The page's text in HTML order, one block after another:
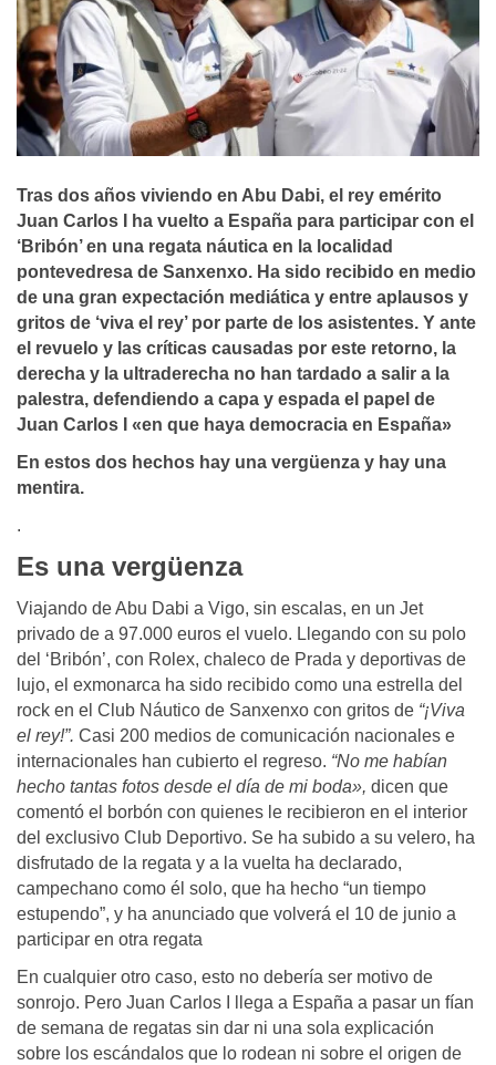
Tras dos años viviendo en Abu Dabi, el rey emérito
Juan Carlos I ha vuelto a España para participar con el
‘Bribón’ en una regata náutica en la localidad
pontevedresa de Sanxenxo. Ha sido recibido en medio
de una gran expectación mediática y entre aplausos y
gritos de ‘viva el rey’ por parte de los asistentes. Y ante
el revuelo y las críticas causadas por este retorno, la
derecha y la ultraderecha no han tardado a salir a la
palestra, defendiendo a capa y espada el papel de
Juan Carlos I «en que haya democracia en España»
En estos dos hechos hay una vergüenza y hay una
mentira.
.
Es una vergüenza
Viajando de Abu Dabi a Vigo, sin escalas, en un Jet
privado de a 97.000 euros el vuelo. Llegando con su polo
del ‘Bribón’, con Rolex, chaleco de Prada y deportivas de
lujo, el exmonarca ha sido recibido como una estrella del
rock en el Club Náutico de Sanxenxo con gritos de “¡Viva
el rey!”. Casi 200 medios de comunicación nacionales e
internacionales han cubierto el regreso. “No me habían
hecho tantas fotos desde el día de mi boda», dicen que
comentó el borbón con quienes le recibieron en el interior
del exclusivo Club Deportivo. Se ha subido a su velero, ha
disfrutado de la regata y a la vuelta ha declarado,
campechano como él solo, que ha hecho “un tiempo
estupendo”, y ha anunciado que volverá el 10 de junio a
participar en otra regata
En cualquier otro caso, esto no debería ser motivo de
sonrojo. Pero Juan Carlos I llega a España a pasar un fían
de semana de regatas sin dar ni una sola explicación
sobre los escándalos que lo rodean ni sobre el origen de